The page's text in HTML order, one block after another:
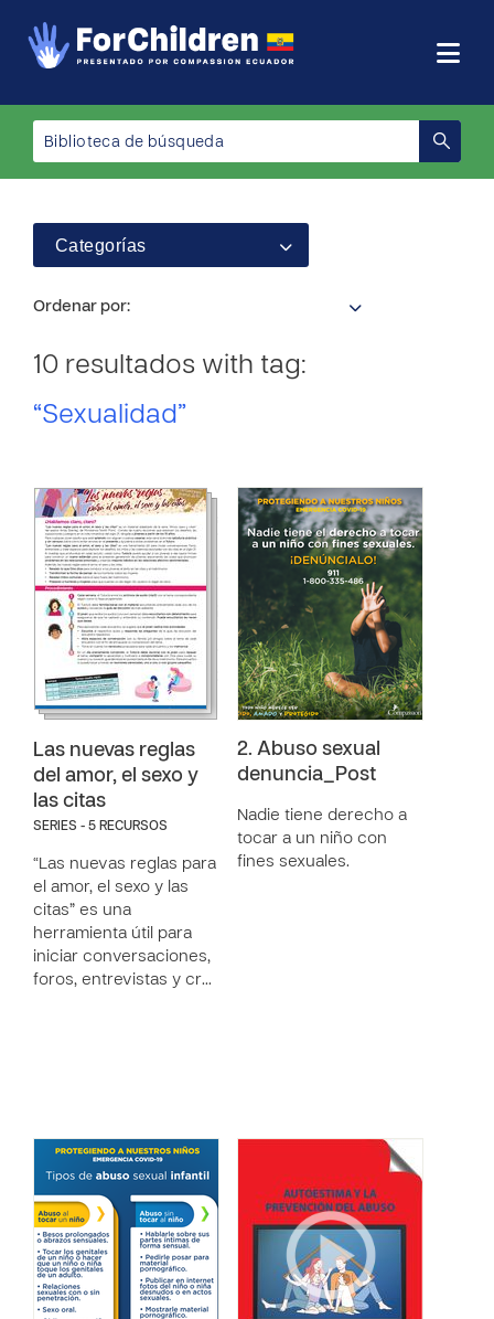
Categorías
Ordenar por:
10 resultados with tag:
“Sexualidad”
Las nuevas reglas
del amor, el sexo y
las citas
SERIES - 5 RECURSOS
“Las nuevas reglas para
el amor, el sexo y las
citas” es una
herramienta útil para
iniciar conversaciones,
foros, entrevistas y cr…
2. Abuso sexual
denuncia_Post
Nadie tiene derecho a
tocar a un niño con
fines sexuales.